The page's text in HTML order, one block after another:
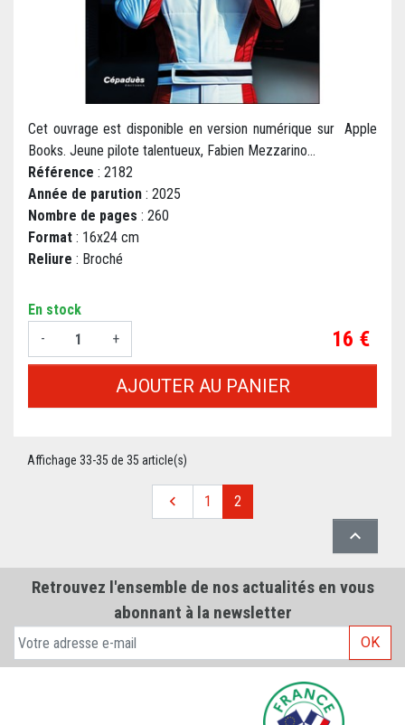
Cet ouvrage est disponible en version numérique sur Apple
Books. Jeune pilote talentueux, Fabien Mezzarino...
Référence : 2182
Année de parution : 2025
Nombre de pages : 260
Format : 16x24 cm
Reliure : Broché
En stock
-
+ Prix
16 €
AJOUTER AU PANIER
Affichage 33-35 de 35 article(s)
Précédent
 1 2

Retrouvez l'ensemble de nos actualités en vous
abonnant à la newsletter
OK